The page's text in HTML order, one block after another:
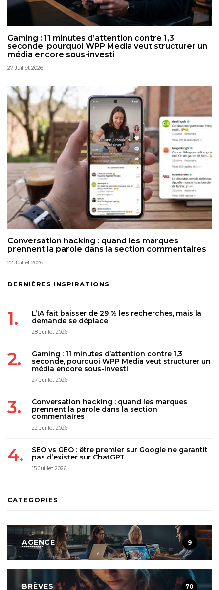
Gaming : 11 minutes d’attention contre 1,3
seconde, pourquoi WPP Media veut structurer un
média encore sous-investi
27 Juillet 2026
Conversation hacking : quand les marques
prennent la parole dans la section commentaires
22 Juillet 2026
DERNIÈRES INSPIRATIONS
L’IA fait baisser de 29 % les recherches, mais la
demande se déplace
28 Juillet 2026
Gaming : 11 minutes d’attention contre 1,3
seconde, pourquoi WPP Media veut structurer un
média encore sous-investi
27 Juillet 2026
Conversation hacking : quand les marques
prennent la parole dans la section
commentaires
22 Juillet 2026
SEO vs GEO : être premier sur Google ne garantit
pas d’exister sur ChatGPT
15 Juillet 2026
CATEGORIES
AGENCE 9
BRÈVES 70